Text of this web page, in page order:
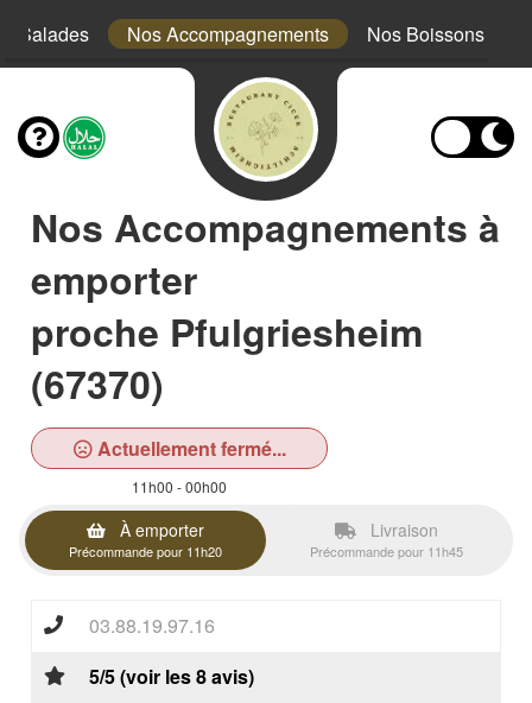
Salades Nos Accompagnements Nos Boissons
Nos Accompagnements à
emporter
proche Pfulgriesheim
(67370)
Actuellement fermé...
11h00 - 00h00
À emporter
Précommande pour 11h20
Livraison
Précommande pour 11h45
03.88.19.97.16
5/5 (voir les 8 avis)